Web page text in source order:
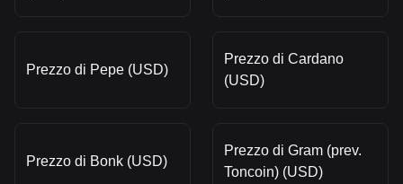
Prezzo di Pepe (USD)
Prezzo di Cardano
(USD)
Prezzo di Bonk (USD)
Prezzo di Gram (prev.
Toncoin) (USD)